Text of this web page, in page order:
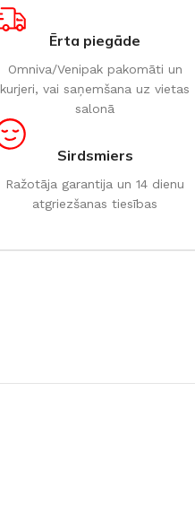
Ērta piegāde
Omniva/Venipak pakomāti un
kurjeri, vai saņemšana uz vietas
salonā
Sirdsmiers
Ražotāja garantija un 14 dienu
atgriezšanas tiesības